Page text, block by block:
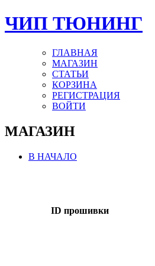
ЧИП ТЮНИНГ
ГЛАВНАЯ
МАГАЗИН
СТАТЬИ
КОРЗИНА
РЕГИСТРАЦИЯ
ВОЙТИ
МАГАЗИН
В НАЧАЛО
ID прошивки